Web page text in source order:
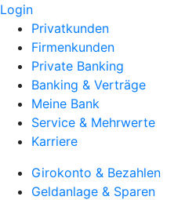
Login
Privatkunden
Firmenkunden
Private Banking
Banking & Verträge
Meine Bank
Service & Mehrwerte
Karriere
Girokonto & Bezahlen
Geldanlage & Sparen